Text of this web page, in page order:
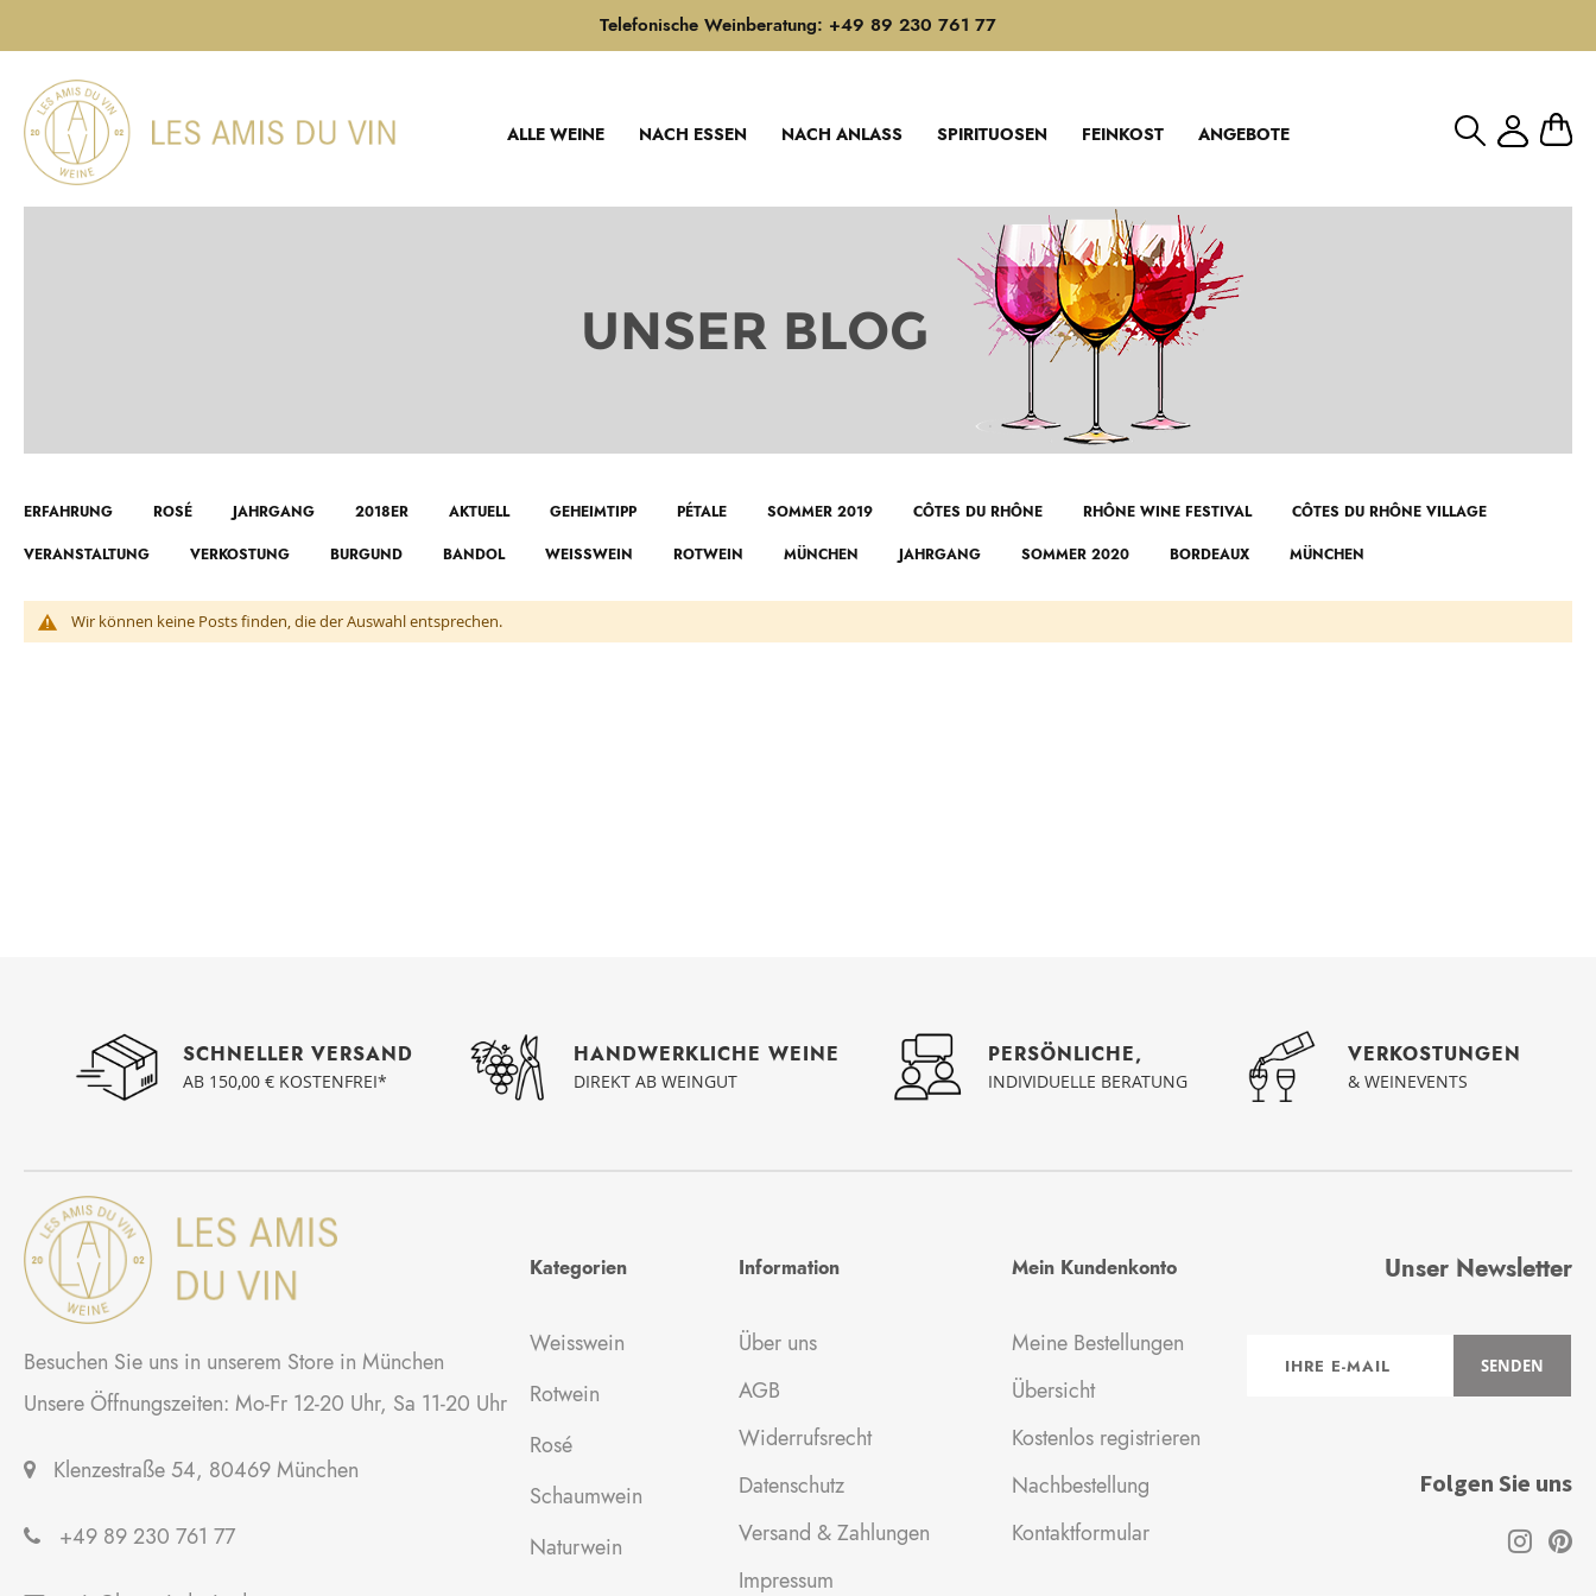
Telefonische Weinberatung: +49 89 230 761 77
Inhalt
ALLE WEINE NACH ESSEN NACH ANLASS SPIRITUOSEN FEINKOST ANGEBOTE
Mein
UNSER BLOG
ERFAHRUNG ROSÉ JAHRGANG 2018ER AKTUELL GEHEIMTIPP PÉTALE SOMMER 2019 CÔTES DU RHÔNE RHÔNE WINE FESTIVAL
CÔTES DU RHÔNE VILLAGE
VERANSTALTUNG
VERKOSTUNG BURGUND BANDOL WEISSWEIN ROTWEIN MÜNCHEN JAHRGANG SOMMER 2020 BORDEAUX MÜNCHEN
Wir können keine Posts finden, die der Auswahl entsprechen.
SCHNELLER VERSAND
AB 150,00 € KOSTENFREI*
HANDWERKLICHE WEINE
DIREKT AB WEINGUT
PERSÖNLICHE,
INDIVIDUELLE BERATUNG
VERKOSTUNGEN
& WEINEVENTS
Besuchen Sie uns in unserem Store in München
Unsere Öffnungszeiten: Mo-Fr 12-20 Uhr, Sa 11-20 Uhr
Klenzestraße 54, 80469 München
+49 89 230 761 77
Kategorien
Weisswein
Rotwein
Rosé
Schaumwein
Naturwein
Information
Über uns
AGB
Widerrufsrecht
Datenschutz
Versand & Zahlungen
Impressum
Mein Kundenkonto
Meine Bestellungen
Übersicht
Kostenlos registrieren
Nachbestellung
Kontaktformular
Unser Newsletter
SENDEN
Folgen Sie uns